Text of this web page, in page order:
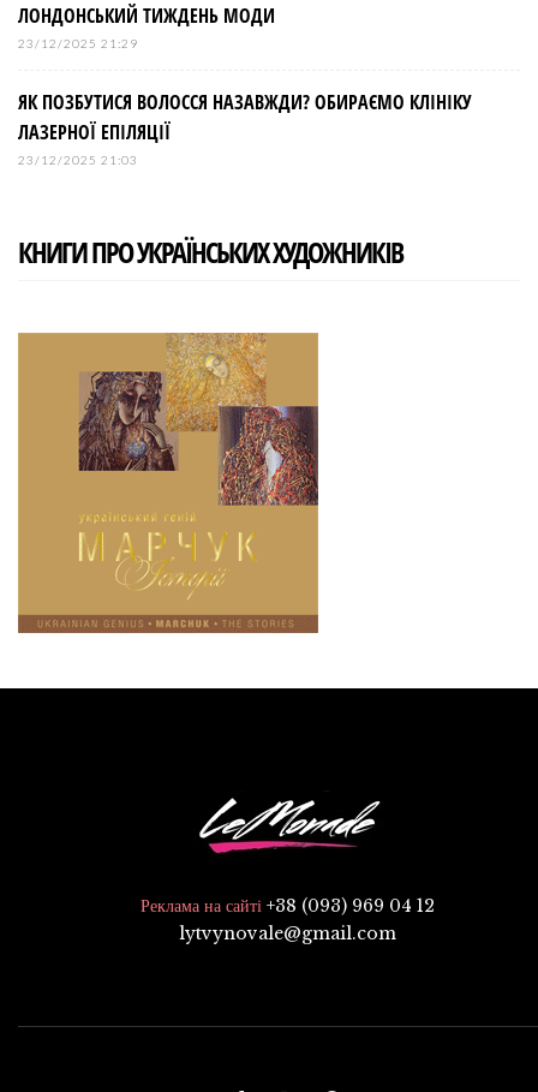
ЛОНДОНСЬКИЙ ТИЖДЕНЬ МОДИ
23/12/2025 21:29
ЯК ПОЗБУТИСЯ ВОЛОССЯ НАЗАВЖДИ? ОБИРАЄМО КЛІНІКУ
ЛАЗЕРНОЇ ЕПІЛЯЦІЇ
23/12/2025 21:03
КНИГИ ПРО УКРАЇНСЬКИХ ХУДОЖНИКІВ
Реклама на сайті +38 (093) 969 04 12
lytvynovale@gmail.com